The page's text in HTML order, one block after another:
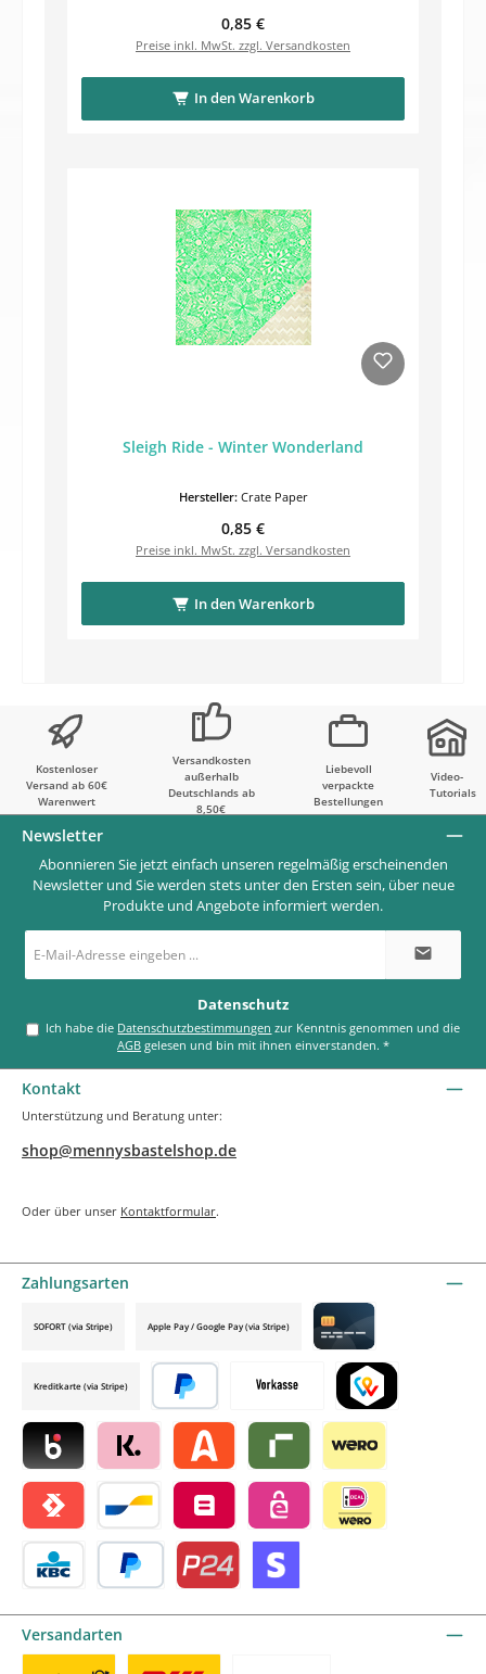
Regulärer Preis:
0,85 €
Preise inkl. MwSt. zzgl. Versandkosten
In den Warenkorb
Sleigh Ride - Winter Wonderland
Hersteller: Crate Paper
Regulärer Preis:
0,85 €
Preise inkl. MwSt. zzgl. Versandkosten
In den Warenkorb
Kostenloser
Versand ab 60€
Warenwert
Versandkosten
außerhalb
Deutschlands ab
8,50€
Liebevoll
verpackte
Bestellungen
Video-
Tutorials
Newsletter
Abonnieren Sie jetzt einfach unseren regelmäßig erscheinenden
Newsletter und Sie werden stets unter den Ersten sein, über neue
Produkte und Angebote informiert werden.
E-
Mail-
*
Datenschutz
Ich habe die Datenschutzbestimmungen
AGB gelesen und bin mit ihnen einverstanden.*
Kontakt
Unterstützung und Beratung unter:
shop@mennysbastelshop.de
Oder über unser Kontaktformular.
Zahlungsarten
Vorkasse TWINT by mollie
Blik by mollieKlarna by mollieAlma by mollieRiverty by mollie
Wero
Satispay by mollieBancontact by mollie
Belfius by mollieeps by mollie
SOFORT (via Stripe) Apple Pay / Google Pay (via Stripe)
Credit card by mollie
Kreditkarte (via Stripe)
Später bezahlen
Versandarten